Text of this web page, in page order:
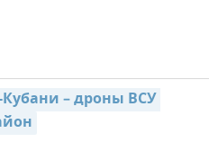
– дроны ВСУ